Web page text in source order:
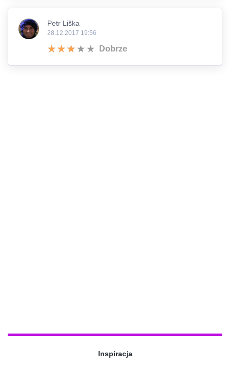
Petr Liška
28.12.2017 19:56
Dobrze
Inspiracja